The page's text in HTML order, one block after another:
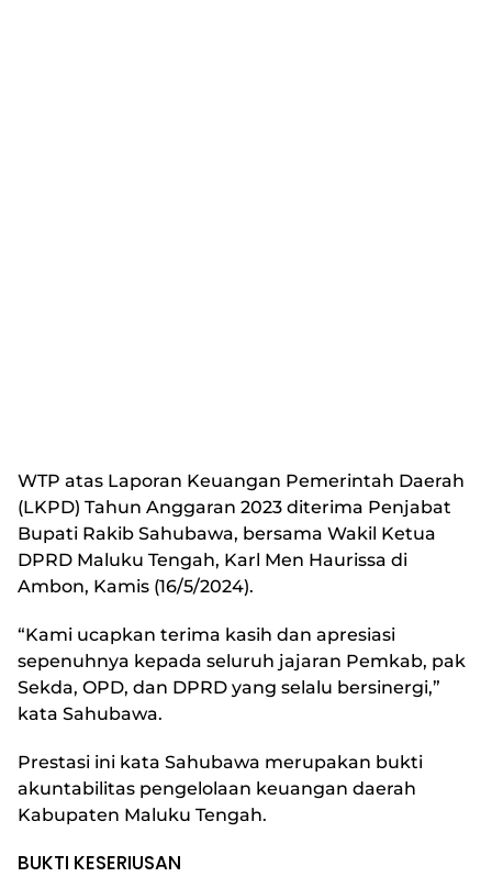
WTP atas Laporan Keuangan Pemerintah Daerah
(LKPD) Tahun Anggaran 2023 diterima Penjabat
Bupati Rakib Sahubawa, bersama Wakil Ketua
DPRD Maluku Tengah, Karl Men Haurissa di
Ambon, Kamis (16/5/2024).
“Kami ucapkan terima kasih dan apresiasi
sepenuhnya kepada seluruh jajaran Pemkab, pak
Sekda, OPD, dan DPRD yang selalu bersinergi,”
kata Sahubawa.
Prestasi ini kata Sahubawa merupakan bukti
akuntabilitas pengelolaan keuangan daerah
Kabupaten Maluku Tengah.
BUKTI KESERIUSAN